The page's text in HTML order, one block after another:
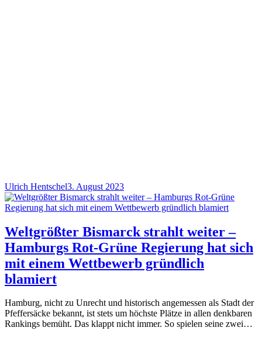
Ulrich Hentschel3. August 2023
Weltgrößter Bismarck strahlt weiter –
Hamburgs Rot-Grüne Regierung hat sich
mit einem Wettbewerb gründlich
blamiert
Hamburg, nicht zu Unrecht und historisch angemessen als Stadt der
Pfeffersäcke bekannt, ist stets um höchste Plätze in allen denkbaren
Rankings bemüht. Das klappt nicht immer. So spielen seine zwei…